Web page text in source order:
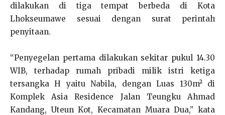
dilakukan di tiga tempat berbeda di Kota
Lhokseumawe sesuai dengan surat perintah
penyitaan.
“Penyegelan pertama dilakukan sekitar pukul 14.30
WIB, terhadap rumah pribadi milik istri ketiga
tersangka H yaitu Nabila, dengan Luas 130m² di
Komplek Asia Residence Jalan Teungku Ahmad
Kandang, Uteun Kot, Kecamatan Muara Dua,” kata